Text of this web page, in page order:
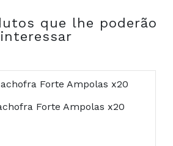
COMPRARque lhe poderão
interessar
Forte Ampolas x20